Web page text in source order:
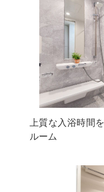
上質な入浴時間
ルーム